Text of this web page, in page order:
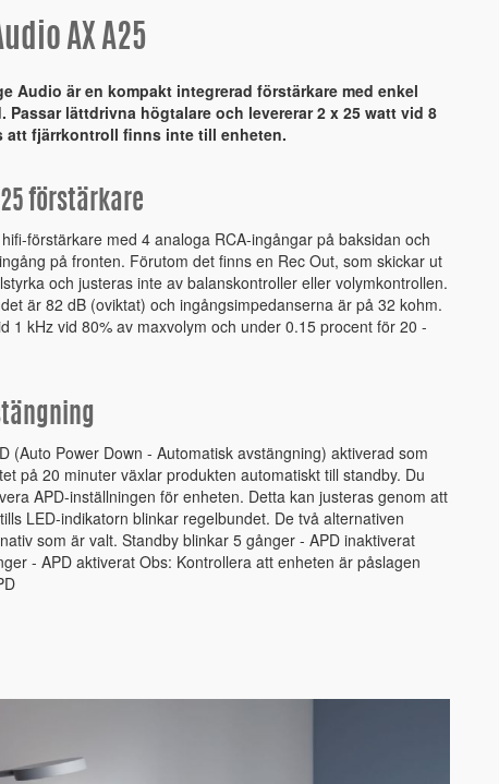
AX A25
Audio är en kompakt integrerad förstärkare med enkel
lättdrivna högtalare och levererar 2 x 25 watt vid 8
att fjärrkontroll finns inte till enheten.
förstärkare
förstärkare med 4 analoga RCA-ingångar på baksidan och
på fronten. Förutom det finns en Rec Out, som skickar ut
och justeras inte av balanskontroller eller volymkontrollen.
är 82 dB (oviktat) och ingångsimpedanserna är på 32 kohm.
1 kHz vid 80% av maxvolym och under 0.15 procent för 20 -
(Auto Power Down - Automatisk avstängning) aktiverad som
på 20 minuter växlar produkten automatiskt till standby. Du
APD-inställningen för enheten. Detta kan justeras genom att
LED-indikatorn blinkar regelbundet. De två alternativen
som är valt. Standby blinkar 5 gånger - APD inaktiverat
- APD aktiverat Obs: Kontrollera att enheten är påslagen